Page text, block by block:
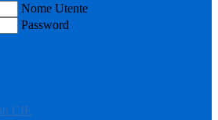
Nome Utente
Password
CIE